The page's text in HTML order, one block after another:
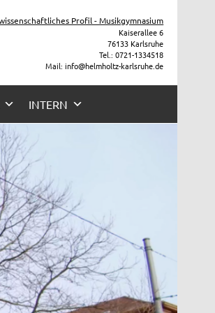
Profil - Musikgymnasium
Kaiserallee 6
76133 Karlsruhe
Tel.: 0721-1334518
Mail: info@helmholtz-karlsruhe.de
INTERN